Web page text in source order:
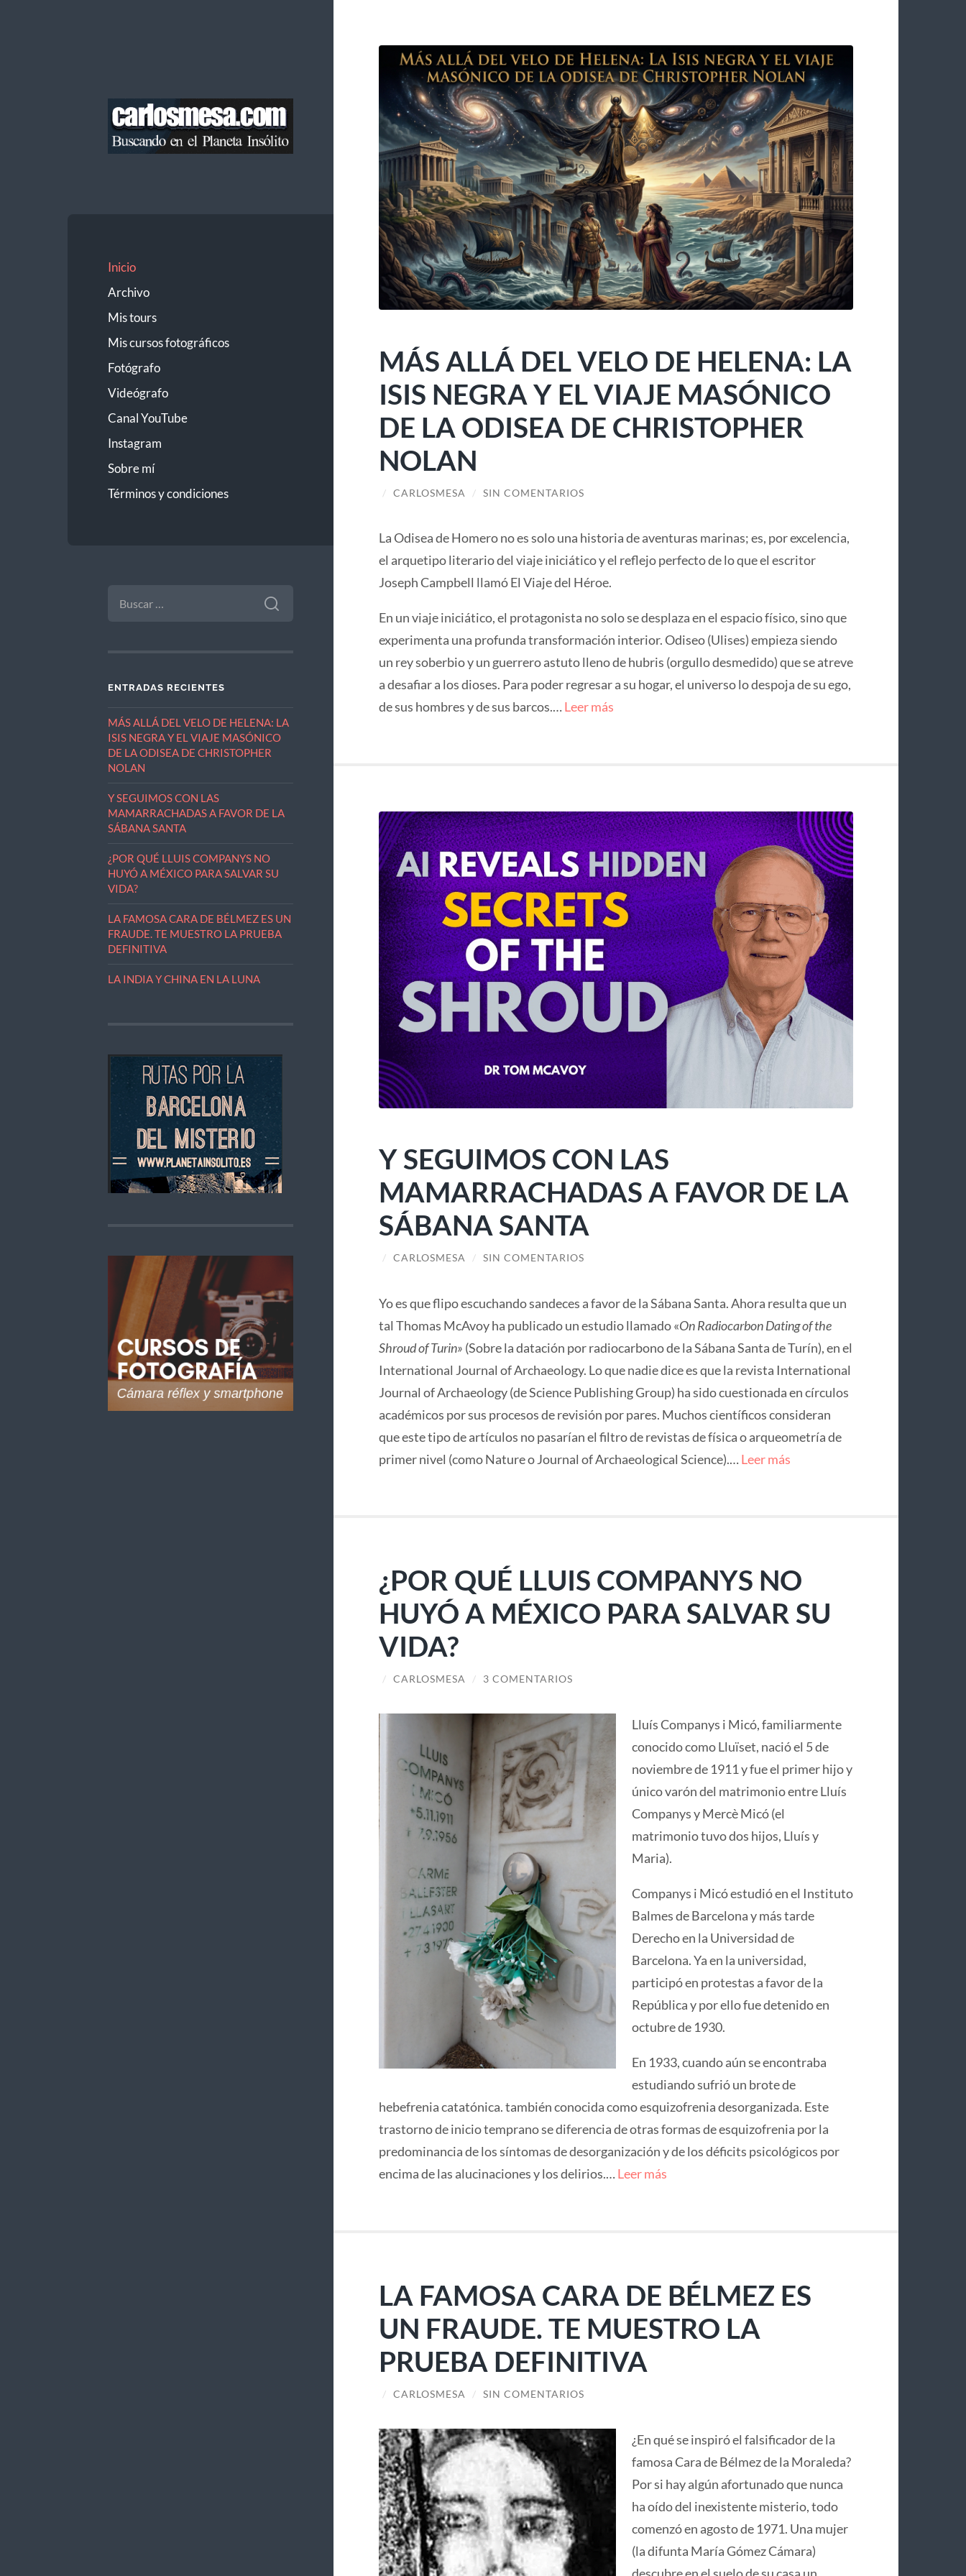
Inicio
Archivo
Mis tours
Mis cursos fotográficos
Fotógrafo
Videógrafo
Canal YouTube
Instagram
Sobre mí
Términos y condiciones
ENTRADAS RECIENTES
MÁS ALLÁ DEL VELO DE HELENA: LA
ISIS NEGRA Y EL VIAJE MASÓNICO
DE LA ODISEA DE CHRISTOPHER
NOLAN
Y SEGUIMOS CON LAS
MAMARRACHADAS A FAVOR DE LA
SÁBANA SANTA
¿POR QUÉ LLUIS COMPANYS NO
HUYÓ A MÉXICO PARA SALVAR SU
VIDA?
LA FAMOSA CARA DE BÉLMEZ ES UN
FRAUDE. TE MUESTRO LA PRUEBA
DEFINITIVA
LA INDIA Y CHINA EN LA LUNA
MÁS ALLÁ DEL VELO DE HELENA: LA
ISIS NEGRA Y EL VIAJE MASÓNICO
DE LA ODISEA DE CHRISTOPHER
NOLAN
/ CARLOSMESA / SIN COMENTARIOS
La Odisea de Homero no es solo una historia de aventuras marinas; es, por excelencia,
el arquetipo literario del viaje iniciático y el reflejo perfecto de lo que el escritor
Joseph Campbell llamó El Viaje del Héroe.
En un viaje iniciático, el protagonista no solo se desplaza en el espacio físico, sino que
experimenta una profunda transformación interior. Odiseo (Ulises) empieza siendo
un rey soberbio y un guerrero astuto lleno de hubris (orgullo desmedido) que se atreve
a desafiar a los dioses. Para poder regresar a su hogar, el universo lo despoja de su ego,
de sus hombres y de sus barcos.…Leer más
Y SEGUIMOS CON LAS
MAMARRACHADAS A FAVOR DE LA
SÁBANA SANTA
/ CARLOSMESA / SIN COMENTARIOS
Yo es que flipo escuchando sandeces a favor de la Sábana Santa. Ahora resulta que un
tal Thomas McAvoy ha publicado un estudio llamado «On Radiocarbon Dating of the
Shroud of Turin» (Sobre la datación por radiocarbono de la Sábana Santa de Turín), en el
International Journal of Archaeology. Lo que nadie dice es que la revista International
Journal of Archaeology (de Science Publishing Group) ha sido cuestionada en círculos
académicos por sus procesos de revisión por pares. Muchos científicos consideran
que este tipo de artículos no pasarían el filtro de revistas de física o arqueometría de
primer nivel (como Nature o Journal of Archaeological Science).…Leer más
¿POR QUÉ LLUIS COMPANYS NO
HUYÓ A MÉXICO PARA SALVAR SU
VIDA?
/ CARLOSMESA / 3 COMENTARIOS
Lluís Companys i Micó, familiarmente
conocido como Lluïset, nació el 5 de
noviembre de 1911 y fue el primer hijo y
único varón del matrimonio entre Lluís
Companys y Mercè Micó (el
matrimonio tuvo dos hijos, Lluís y
Maria).
Companys i Micó estudió en el Instituto
Balmes de Barcelona y más tarde
Derecho en la Universidad de
Barcelona. Ya en la universidad,
participó en protestas a favor de la
República y por ello fue detenido en
octubre de 1930.
En 1933, cuando aún se encontraba
estudiando sufrió un brote de
hebefrenia catatónica. también conocida como esquizofrenia desorganizada. Este
trastorno de inicio temprano se diferencia de otras formas de esquizofrenia por la
predominancia de los síntomas de desorganización y de los déficits psicológicos por
encima de las alucinaciones y los delirios.…Leer más
LA FAMOSA CARA DE BÉLMEZ ES
UN FRAUDE. TE MUESTRO LA
PRUEBA DEFINITIVA
/ CARLOSMESA / SIN COMENTARIOS
¿En qué se inspiró el falsificador de la
famosa Cara de Bélmez de la Moraleda?
Por si hay algún afortunado que nunca
ha oído del inexistente misterio, todo
comenzó en agosto de 1971. Una mujer
(la difunta María Gómez Cámara)